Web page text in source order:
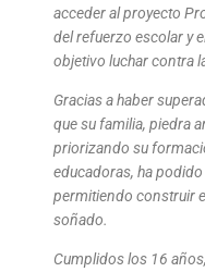
acceder al proyecto
del refuerzo escolar y
objetivo luchar contra
Gracias a haber
que su familia, piedra
priorizando su
educadoras, ha
permitiendo construir
soñado.
Cumplidos los 16